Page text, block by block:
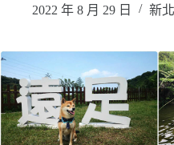
2022 年 8 月 29 日 新